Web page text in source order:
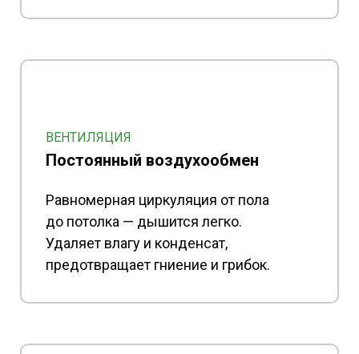
Равномерная циркуляция от пола
до потолка — дышится легко.
Удаляет влагу и конденсат,
предотвращает гниение и грибок.
Постоянный воздухообмен
ВЕНТИЛЯЦИЯ